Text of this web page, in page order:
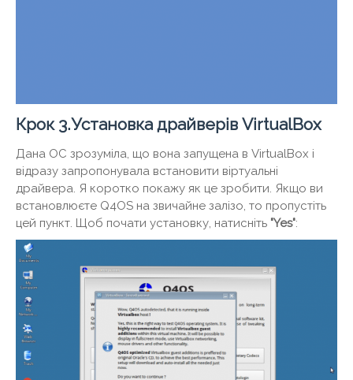
Крок 3.Установка драйверів VirtualBox
Дана ОС зрозуміла, що вона запущена в VirtualBox і
відразу запропонувала встановити віртуальні
драйвера. Я коротко покажу як це зробити. Якщо ви
встановлюєте Q4OS на звичайне залізо, то пропустіть
цей пункт. Щоб почати установку, натисніть "Yes":